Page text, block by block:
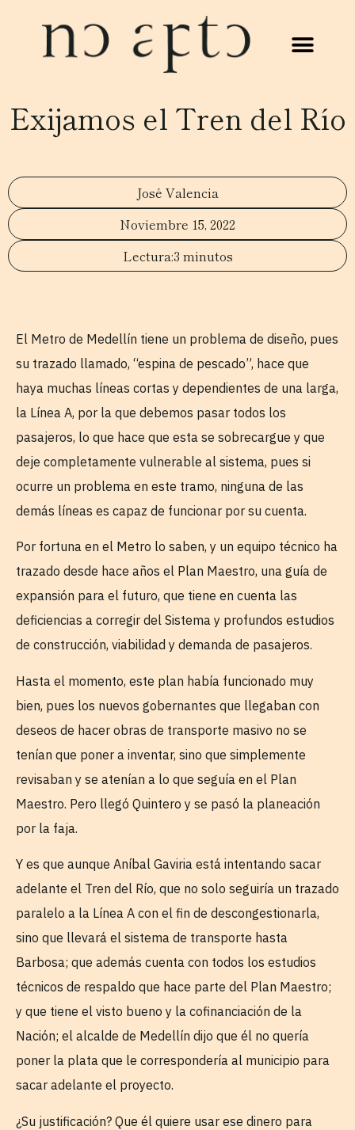
Exijamos el Tren del Río
José Valencia
Noviembre 15, 2022
3 minutos
El Metro de Medellín tiene un problema de diseño, pues
su trazado llamado, “espina de pescado”, hace que
haya muchas líneas cortas y dependientes de una larga,
la Línea A, por la que debemos pasar todos los
pasajeros, lo que hace que esta se sobrecargue y que
deje completamente vulnerable al sistema, pues si
ocurre un problema en este tramo, ninguna de las
demás líneas es capaz de funcionar por su cuenta.
Por fortuna en el Metro lo saben, y un equipo técnico ha
trazado desde hace años el Plan Maestro, una guía de
expansión para el futuro, que tiene en cuenta las
deficiencias a corregir del Sistema y profundos estudios
de construcción, viabilidad y demanda de pasajeros.
Hasta el momento, este plan había funcionado muy
bien, pues los nuevos gobernantes que llegaban con
deseos de hacer obras de transporte masivo no se
tenían que poner a inventar, sino que simplemente
revisaban y se atenían a lo que seguía en el Plan
Maestro. Pero llegó Quintero y se pasó la planeación
por la faja.
Y es que aunque Aníbal Gaviria está intentando sacar
adelante el Tren del Río, que no solo seguiría un trazado
paralelo a la Línea A con el fin de descongestionarla,
sino que llevará el sistema de transporte hasta
Barbosa; que además cuenta con todos los estudios
técnicos de respaldo que hace parte del Plan Maestro;
y que tiene el visto bueno y la cofinanciación de la
Nación; el alcalde de Medellín dijo que él no quería
poner la plata que le correspondería al municipio para
sacar adelante el proyecto.
¿Su justificación? Que él quiere usar ese dinero para